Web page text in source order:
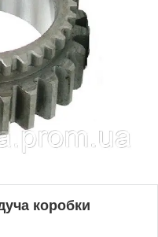
коробки